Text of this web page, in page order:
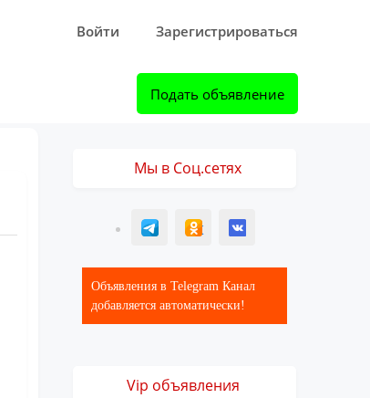
Войти Зарегистрироваться
Подать объявление
Мы в Соц.сетях
T ОК ВК
Объявления в Telegram Канал
добавляется автоматически!
Vip объявления